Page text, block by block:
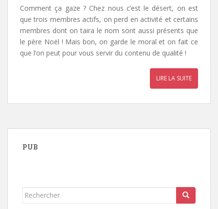
Comment ça gaze ? Chez nous c’est le désert, on est
que trois membres actifs, on perd en activité et certains
membres dont on taira le nom sont aussi présents que
le père Noël ! Mais bon, on garde le moral et on fait ce
que l’on peut pour vous servir du contenu de qualité !
LIRE LA SUITE
PUB
Rechercher...